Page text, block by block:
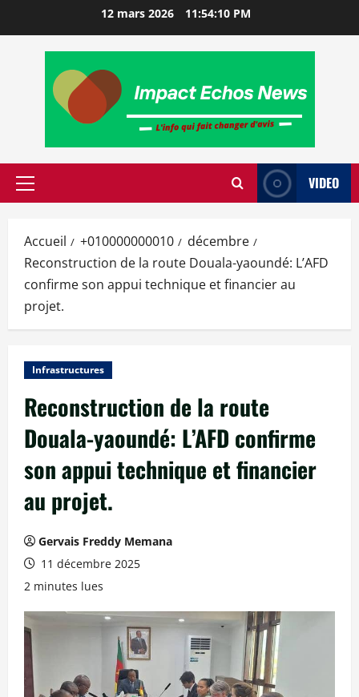
12 mars 2026 11:54:12 PM
VIDEO
Accueil +010000000010
décembre
Reconstruction de la route Douala-yaoundé: L’AFD
confirme son appui technique et financier au
projet.
Infrastructures
Reconstruction de la route
Douala-yaoundé: L’AFD confirme
son appui technique et financier
au projet.
Gervais Freddy Memana
11 décembre 2025
2 minutes lues